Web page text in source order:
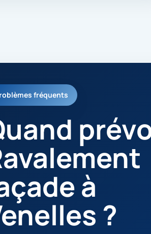
fréquents
à
?